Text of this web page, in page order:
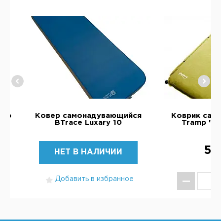
Ковер самонадувающийся
BTrace Luxary 10
НЕТ В НАЛИЧИИ
Добавить в избранное
Коврик
Tramp
5